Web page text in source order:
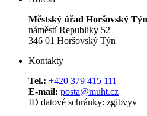
Městský úřad Horšovský Týn
náměstí Republiky 52
346 01 Horšovský Týn
Kontakty
Tel.: +420 379 415 111
E-mail: posta@muht.cz
ID datové schránky: zgibvyv